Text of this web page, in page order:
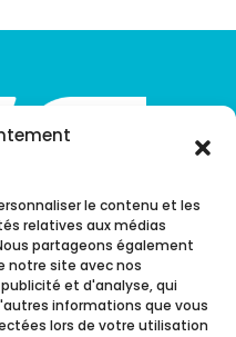
le contenu et les
relatives aux médias
partageons également
notre site avec nos
et d'analyse, qui
informations que vous
lors de votre utilisation
des installations